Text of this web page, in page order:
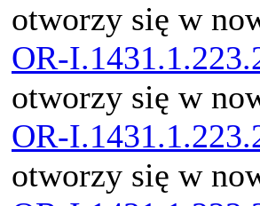
otworzy się w
OR-
otworzy się w
OR-
otworzy się w